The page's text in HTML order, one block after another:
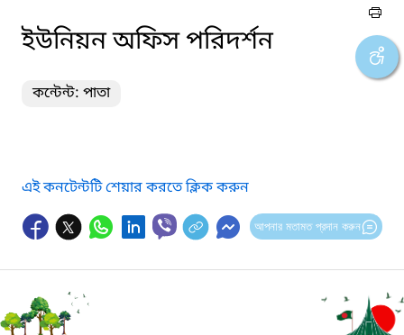
ইউনিয়ন অফিস পরিদর্শন
কন্টেন্ট: পাতা
এই কনটেন্টটি শেয়ার করতে ক্লিক করুন
আপনার মতামত প্রদান করুন